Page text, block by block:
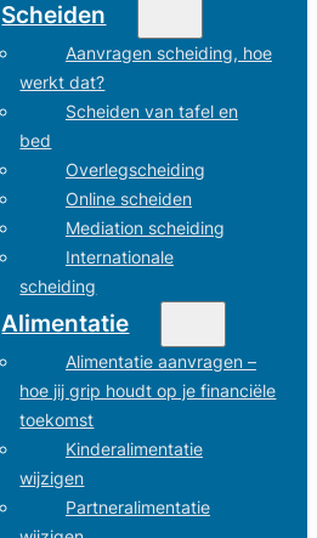
Scheiden
Aanvragen scheiding, hoe
werkt dat?
Scheiden van tafel en
bed
Overlegscheiding
Online scheiden
Mediation scheiding
Internationale
scheiding
Alimentatie
Alimentatie aanvragen –
hoe jij grip houdt op je financiële
toekomst
Kinderalimentatie
wijzigen
Partneralimentatie